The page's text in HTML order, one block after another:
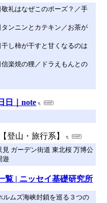
敬礼はなぜこのポーズ？／手
タンニンとカテキン／お茶が
干し柿が干すと甘くなるのは
信楽焼の狸／ドラえもんとの
日｜note
【登山・旅行系】
ガーデン街道 東北桜 万博公
遊
覧 | ニッセイ基礎研究所
ルムズ海峡封鎖を巡る３つの